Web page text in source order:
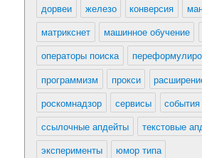
дорвеи
железо конверсия
матрикснет
машинное обучение
операторы поиска
программизм
прокси
роскомнадзор
сервисы события
ссылочные апдейты
текстовые
эксперименты
юмор типа